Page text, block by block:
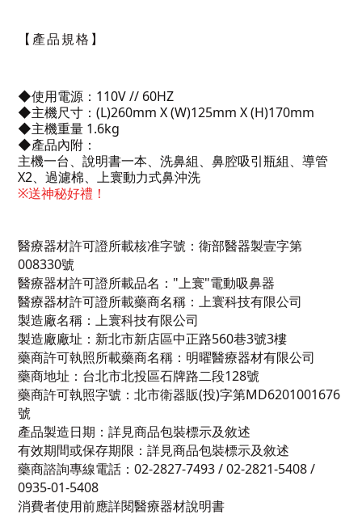
【產品規格】
◆使用電源 ： 110V // 60HZ
◆主機尺寸 ： (L)260mm X (W)125mm X (H)170mm
◆主機重量 1.6kg
◆產品內附：
主機一台、說明書一本、洗鼻組、鼻腔吸引瓶組、導管
X2、過濾棉、上寰動力式鼻沖洗
※送神秘好禮！
醫療器材許可證所載核准字號：衛部醫器製壹字第
008330號
醫療器材許可證所載品名："上寰"電動吸鼻器
醫療器材許可證所載藥商名稱：上寰科技有限公司
製造廠名稱：上寰科技有限公司
製造廠廠址：新北市新店區中正路560巷3號3樓
藥商許可執照所載藥商名稱：明曜醫療器材有限公司
藥商地址：台北市北投區石牌路二段128號
藥商許可執照字號：北市衛器販(投)字第MD6201001676
號
產品製造日期：詳見商品包裝標示及敘述
有效期間或保存期限：詳見商品包裝標示及敘述
藥商諮詢專線電話：02-2827-7493 / 02-2821-5408 /
0935-01-5408
消費者使用前應詳閱醫療器材說明書